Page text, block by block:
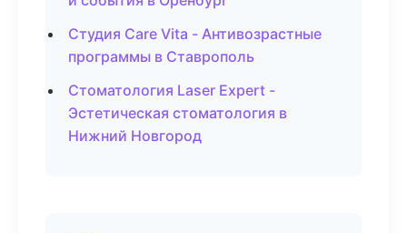
Студия Care Vita - Антивозрастные
программы в Ставрополь
Стоматология Laser Expert -
Эстетическая стоматология в
Нижний Новгород